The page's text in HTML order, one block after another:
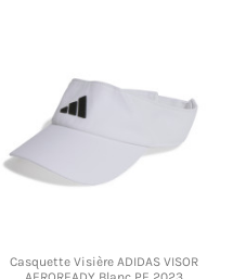
Casquette Visière ADIDAS VISOR